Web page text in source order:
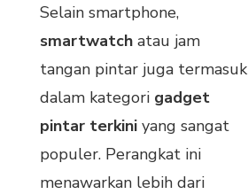
Selain smartphone,
smartwatch atau jam
tangan pintar juga termasuk
dalam kategori gadget
pintar terkini yang sangat
populer. Perangkat ini
menawarkan lebih dari